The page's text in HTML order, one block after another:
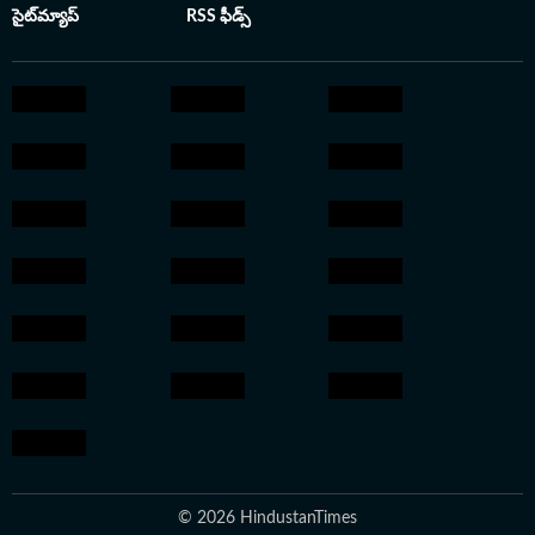
సైట్‌మ్యాప్ RSS ఫీడ్స్
© 2026 HindustanTimes